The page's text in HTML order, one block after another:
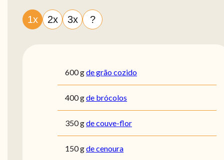
1x 2x 3x ?
600gde grão cozido
400gde brócolos
350gde couve-flor
150gde cenoura